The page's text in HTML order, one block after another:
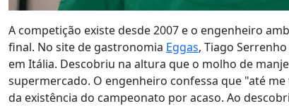
A competição existe desde 2007 e o engenheiro
final. No site de gastronomia Eggas, Tiago
em Itália. Descobriu na altura que o molho de
supermercado. O engenheiro confessa que "até
da existência do campeonato por acaso. Ao